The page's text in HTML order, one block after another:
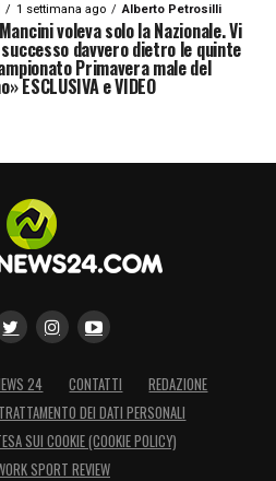
1 settimana ago Alberto Petrosilli
voleva solo la Nazionale. Vi
davvero dietro le quinte
Primavera male del
ESCLUSIVA e VIDEO
24 CONTATTI
REDAZIONE
DEI DATI PERSONALI
SUI COOKIE (COOKIE POLICY)
SPORT REVIEW